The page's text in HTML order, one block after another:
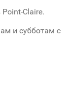
Claire.
и субботам с